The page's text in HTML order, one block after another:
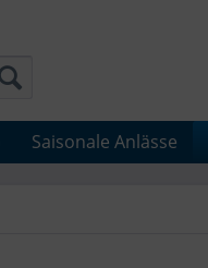
Saisonale Anlässe